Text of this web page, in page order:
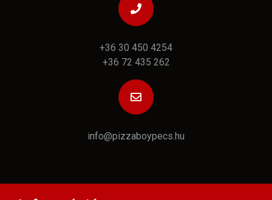
+36 30 450 4254
+36 72 435 262
info@pizzaboypecs.hu